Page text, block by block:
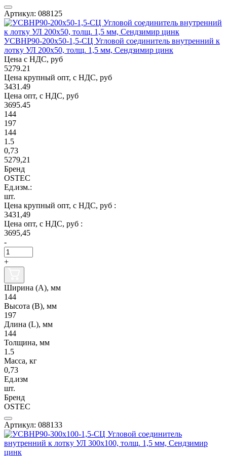
Артикул: 088125
УСВНР90-200х50-1,5-СЦ Угловой соединитель внутренний к
лотку УЛ 200х50, толщ. 1,5 мм, Сендзимир цинк
Цена с НДС, руб
5279.21
Цена крупный опт, с НДС, руб
3431.49
Цена опт, с НДС, руб
3695.45
144
197
144
1.5
0,73
5279,21
Бренд
OSTEC
Ед.изм.:
шт.
Цена крупный опт, с НДС, руб :
3431,49
Цена опт, с НДС, руб :
3695,45
-
+
Ширина (А), мм
144
Высота (В), мм
197
Длина (L), мм
144
Толщина, мм
1.5
Масса, кг
0,73
Ед.изм
шт.
Бренд
OSTEC
Артикул: 088133